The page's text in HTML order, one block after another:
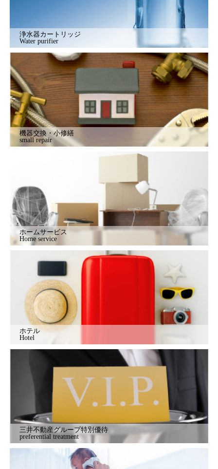
浄水器カートリッジ
Water purifier
機器交換・小修繕
small repair
ホームサービス
Home service
ホテル
Hotel
三井不動産グループ特別優待
preferential treatment